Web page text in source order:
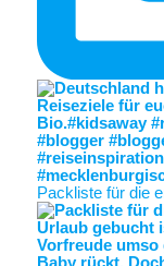
Packliste für die